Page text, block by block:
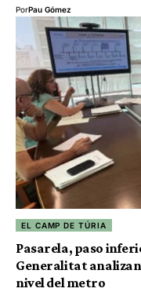
PorPau Gómez
EL CAMP DE TÚRIA
Pasarela, paso
Generalitat
nivel del metro